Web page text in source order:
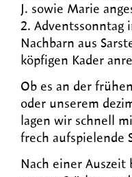
J. sowie Marie
2. Adventssonntag
Nachbarn aus
köpfigen Kader
Ob es an der
oder unserem
lagen wir schnell
frech aufspielende
Nach einer